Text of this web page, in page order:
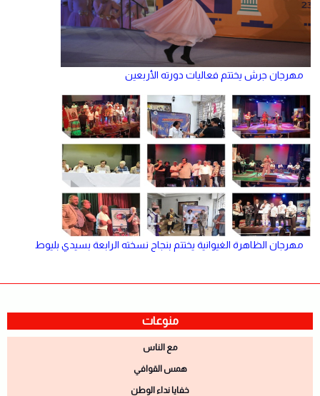
مهرجان جرش يختتم فعاليات دورته الأربعين
مهرجان الظاهرة الغيوانية يختتم بنجاح نسخته الرابعة بسيدي بليوط
منوعات
مع الناس
همس القوافي
خفايا نداء الوطن